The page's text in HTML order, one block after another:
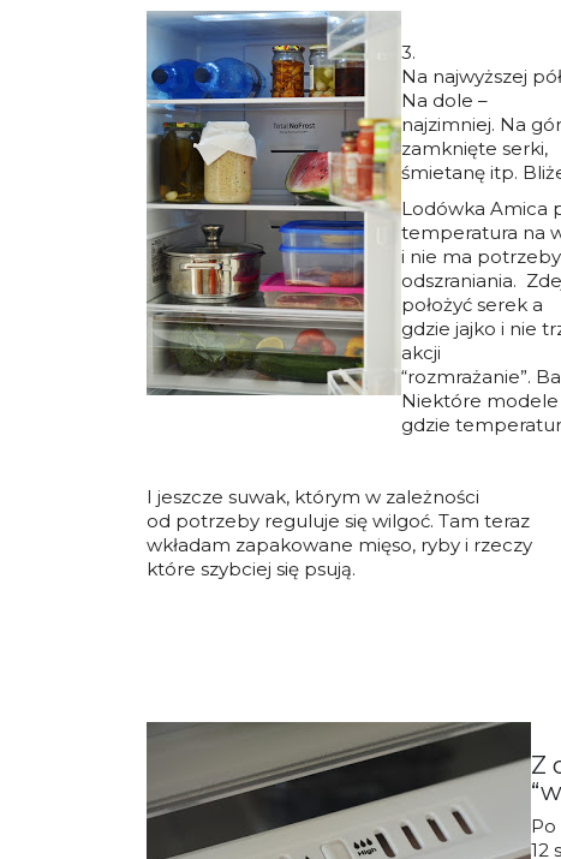
3.
Na najwyższej
Na dole –
najzimniej. Na
zamknięte serki,
śmietanę itp.
Lodówka Amica
temperatura na
i nie ma potrzeby
odszraniania.
położyć serek a
gdzie jajko i nie
akcji
“rozmrażanie”.
Niektóre
gdzie
I jeszcze suwak, którym w zależności
od potrzeby reguluje się wilgoć. Tam teraz
wkładam zapakowane mięso, ryby i rzeczy
które szybciej się psują.
Z
12